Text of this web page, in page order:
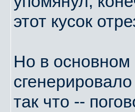
этот кусок
Но в основном
так что --